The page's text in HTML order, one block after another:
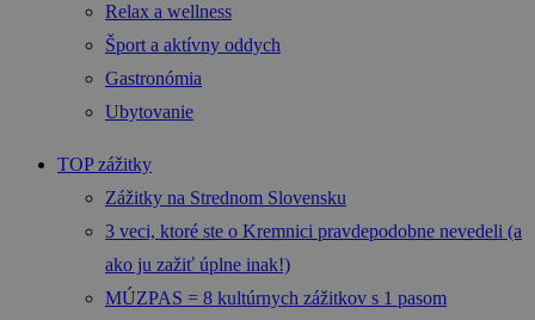
Relax a wellness
Šport a aktívny oddych
Gastronómia
Ubytovanie
TOP zážitky
Zážitky na Strednom Slovensku
3 veci, ktoré ste o Kremnici pravdepodobne nevedeli (a
ako ju zažiť úplne inak!)
MÚZPAS = 8 kultúrnych zážitkov s 1 pasom